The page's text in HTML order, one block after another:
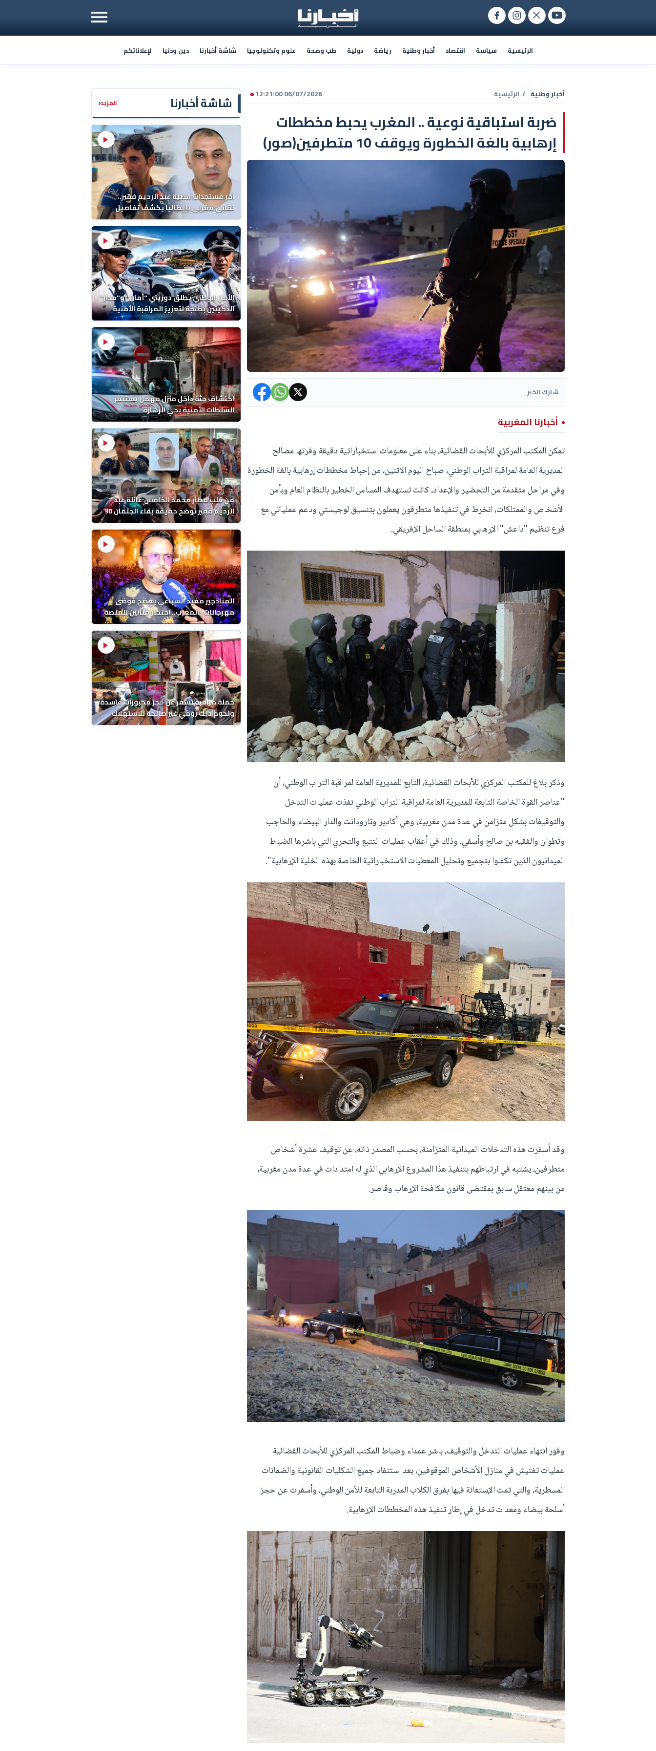
الرئيسية سياسة اقتصاد أخبار وطنية رياضة دولية طب وصحة علوم وتكنولوجيا شاشة أخبارنا دين ودنيا لإعلاناتكم
شاشة أخبارنا المزيد‹
آخر مستجدات قضية عبد الرحيم فقير..
نقابي مغربي بإيطاليا يكشف تفاصيل
الوفاة ونتائج التشريح
الأمن الوطني يطلق دوريتي "أمان" و"مدار"
الذكيتين بطنجة لتعزيز المراقبة الأمنية
اكتشاف جثة داخل منزل مهمل يستنفر
السلطات الأمنية بحي الزهارة
من قلب مطار محمد الخامس:عائلة عبد
الرحيم فقير توضح حقيقة بقاء الجثمان 90
يوماً قبل إعادته إلى المغرب
المنادجير مفيد السباعي يفضح فوضى
مهرجانات بالمغرب.. احتكار فنانين للمنصة
واقصاء اخرين
حملة مراقبة تسفر عن حجز مخبوزات فاسدة
ولحوم ديك رومي غير صالحة للاستهلاك
بالحي الحسني
06/07/2026 12:21:00 أخبار وطنية / الرئيسية
ضربة استباقية نوعية .. المغرب يحبط مخططات
إرهابية بالغة الخطورة ويوقف 10 متطرفين(صور)
شارك الخبر
أخبارنا المغربية
تمكن المكتب المركزي للأبحاث القضائية، بناء على معلومات استخباراتية دقيقة وفرتها مصالح
المديرية العامة لمراقبة التراب الوطني، صباح اليوم الاثنين، من إحباط مخططات إرهابية بالغة الخطورة
وفي مراحل متقدمة من التحضير والإعداد، كانت تستهدف المساس الخطير بالنظام العام وبأمن
الأشخاص والممتلكات، انخرط في تنفيذها متطرفون يعملون بتنسيق لوجيستي ودعم عملياتي مع
فرع تنظيم "داعش" الإرهابي بمنطقة الساحل الإفريقي.
وذكر بلاغ للمكتب المركزي للأبحاث القضائية، التابع للمديرية العامة لمراقبة التراب الوطني، أن
"عناصر القوة الخاصة التابعة للمديرية العامة لمراقبة التراب الوطني نفذت عمليات التدخل
والتوقيفات بشكل متزامن في عدة مدن مغربية، وهي أكادير وتارودانت والدار البيضاء والحاجب
وتطوان والفقيه بن صالح وأسفي، وذلك في أعقاب عمليات التتبع والتحري التي باشرها الضباط
الميدانيون الذين تكفلوا بتجميع وتحليل المعطيات الاستخباراتية الخاصة بهذه الخلية الإرهابية".
وقد أسفرت هذه التدخلات الميدانية المتزامنة، بحسب المصدر ذاته، عن توقيف عشرة أشخاص
متطرفين، يشتبه في ارتباطهم بتنفيذ هذا المشروع الإرهابي الذي له امتدادات في عدة مدن مغربية،
من بينهم معتقل سابق بمقتضى قانون مكافحة الإرهاب وقاصر.
وفور انتهاء عمليات التدخل والتوقيف، باشر عمداء وضباط المكتب المركزي للأبحاث القضائية
عمليات تفتيش في منازل الأشخاص الموقوفين، بعد استنفاد جميع الشكليات القانونية والضمانات
المسطرية، والتي تمت الإستعانة فيها بفرق الكلاب المدربة التابعة للأمن الوطني، وأسفرت عن حجز
أسلحة بيضاء ومعدات تدخل في إطار تنفيذ هذه المخططات الإرهابية.